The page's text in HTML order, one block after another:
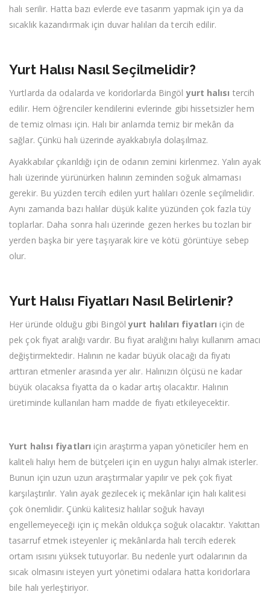
halı serilir. Hatta bazı evlerde eve tasarım yapmak için ya da
sıcaklık kazandırmak için duvar halıları da tercih edilir.
Yurt Halısı Nasıl Seçilmelidir?
Yurtlarda da odalarda ve koridorlarda Bingölyurt halısı tercih
edilir. Hem öğrenciler kendilerini evlerinde gibi hissetsizler hem
de temiz olması için. Halı bir anlamda temiz bir mekân da
sağlar. Çünkü halı üzerinde ayakkabıyla dolaşılmaz.
Ayakkabılar çıkarıldığı için de odanın zemini kirlenmez. Yalın ayak
halı üzerinde yürünürken halının zeminden soğuk almaması
gerekir. Bu yüzden tercih edilen yurt halıları özenle seçilmelidir.
Aynı zamanda bazı halılar düşük kalite yüzünden çok fazla tüy
toplarlar. Daha sonra halı üzerinde gezen herkes bu tozları bir
yerden başka bir yere taşıyarak kire ve kötü görüntüye sebep
olur.
Yurt Halısı Fiyatları Nasıl Belirlenir?
Her üründe olduğu gibi Bingölyurt halıları fiyatları için de
pek çok fiyat aralığı vardır. Bu fiyat aralığını halıyı kullanım amacı
değiştirmektedir. Halının ne kadar büyük olacağı da fiyatı
arttıran etmenler arasında yer alır. Halınızın ölçüsü ne kadar
büyük olacaksa fiyatta da o kadar artış olacaktır. Halının
üretiminde kullanılan ham madde de fiyatı etkileyecektir.
Yurt halısı fiyatları için araştırma yapan yöneticiler hem en
kaliteli halıyı hem de bütçeleri için en uygun halıyı almak isterler.
Bunun için uzun uzun araştırmalar yapılır ve pek çok fiyat
karşılaştırılır. Yalın ayak gezilecek iç mekânlar için halı kalitesi
çok önemlidir. Çünkü kalitesiz halılar soğuk havayı
engellemeyeceği için iç mekân oldukça soğuk olacaktır. Yakıttan
tasarruf etmek isteyenler iç mekânlarda halı tercih ederek
ortam ısısını yüksek tutuyorlar. Bu nedenle yurt odalarının da
sıcak olmasını isteyen yurt yönetimi odalara hatta koridorlara
bile halı yerleştiriyor.